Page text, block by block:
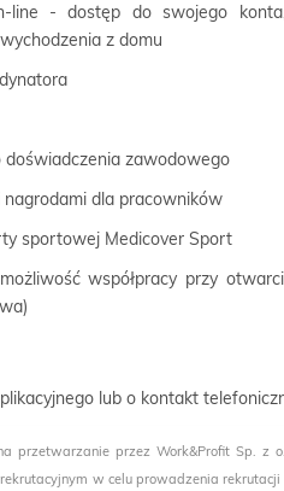
line - dostęp do swojego
z domu
doświadczenia zawodowego
dla pracowników
sportowej Medicover Sport
współpracy przy
lub o kontakt
przetwarzanie przez Work&Profit Sp. z
w celu prowadzenia